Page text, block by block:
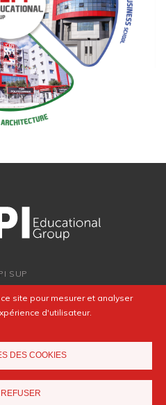
site pour mesurer et analyser
d'utilisateur.
DES COOKIES
SUP
FAQ